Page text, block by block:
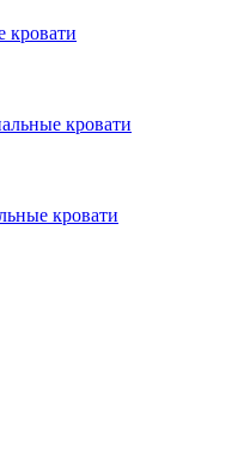
кровати
кровати
кровати